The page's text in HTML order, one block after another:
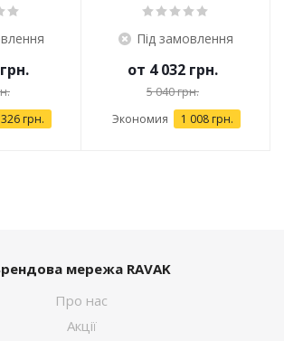
грн.
Під замовлення
от 4 032 грн.
5 040 грн.
Экономия 1 008 грн.
мережа RAVAK
Про нас
Акції